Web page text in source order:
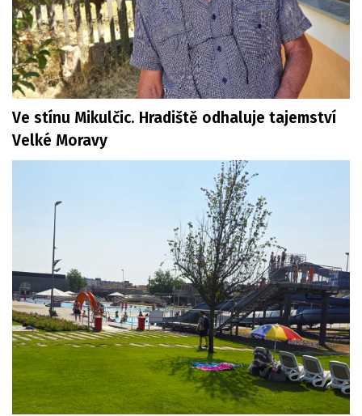
Ve stínu Mikulčic. Hradiště odhaluje tajemství
Velké Moravy